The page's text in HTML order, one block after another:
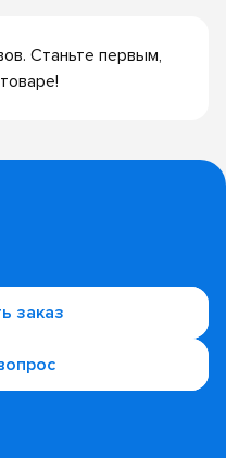
Станьте первым,
заказ